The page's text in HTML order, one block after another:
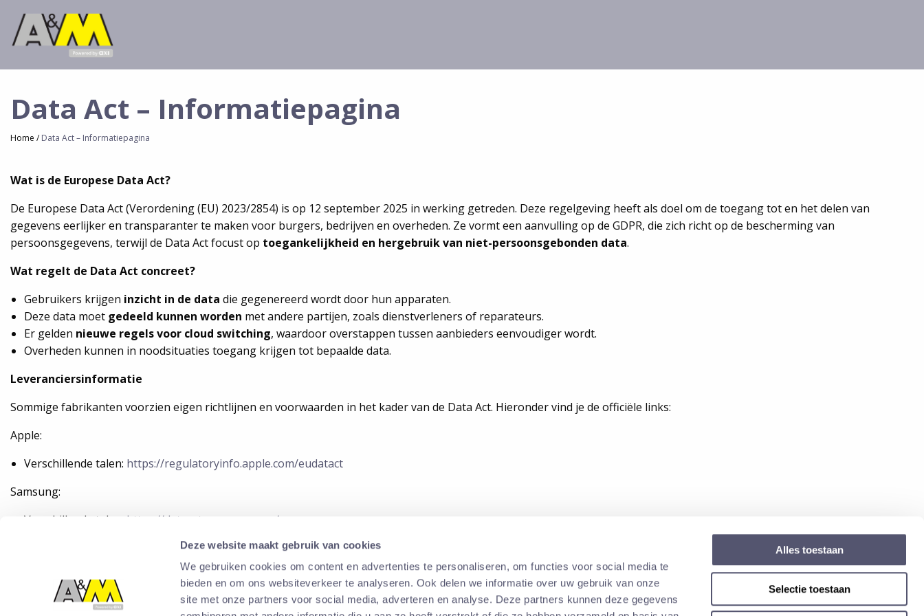
Deze website maakt gebruik van cookies
We gebruiken cookies om content en advertenties te personaliseren, om functies voor social media te
bieden en om ons websiteverkeer te analyseren. Ook delen we informatie over uw gebruik van onze
site met onze partners voor social media, adverteren en analyse. Deze partners kunnen deze gegevens
Alles toestaan
Selectie toestaan
naar
inhoud
Data Act – Informatiepagina
Kruimelpad
Home Data Act – Informatiepagina
Wat is de Europese Data Act?
De Europese Data Act (Verordening (EU) 2023/2854) is op 12 september 2025 in werking getreden. Deze regelgeving heeft als doel om de toegang tot en het delen van
gegevens eerlijker en transparanter te maken voor burgers, bedrijven en overheden. Ze vormt een aanvulling op de GDPR, die zich richt op de bescherming van
persoonsgegevens, terwijl de Data Act focust op toegankelijkheid en hergebruik van niet-persoonsgebonden data.
Wat regelt de Data Act concreet?
Gebruikers krijgen inzicht in de data die gegenereerd wordt door hun apparaten.
Deze data moet gedeeld kunnen worden met andere partijen, zoals dienstverleners of reparateurs.
Er gelden nieuwe regels voor cloud switching, waardoor overstappen tussen aanbieders eenvoudiger wordt.
Overheden kunnen in noodsituaties toegang krijgen tot bepaalde data.
Leveranciersinformatie
Sommige fabrikanten voorzien eigen richtlijnen en voorwaarden in het kader van de Data Act. Hieronder vind je de officiële links:
Apple:
Verschillende talen: https://regulatoryinfo.apple.com/eudatact
Samsung:
Verschillende talen: https://dataact.samsung.com/
Impact op onze dienstverlening
A&M streeft ernaar om conform deze regelgeving te werken en transparant te zijn over de manier waarop data wordt verwerkt en gedeeld. Indien van toepassing, zullen wij
onze processen en contractuele bepalingen hierop afstemmen.